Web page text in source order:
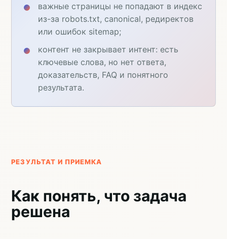
важные страницы не попадают в индекс
из-за robots.txt, canonical, редиректов
или ошибок sitemap;
контент не закрывает интент: есть
ключевые слова, но нет ответа,
доказательств, FAQ и понятного
результата.
РЕЗУЛЬТАТ И ПРИЕМКА
Как понять, что задача
решена